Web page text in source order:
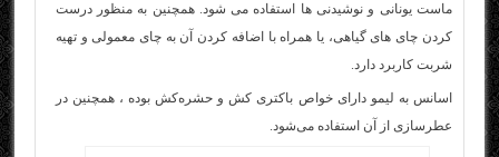
ماست یونانی و نوشیدنی ها استفاده می شود. همچنین به منظور درست
کردن چای های گیاهی، یا همراه با اضافه کردن آن به چای معمولی و تهیه
شربت کاربرد دارد.
اسانس به لیمو دارای خواص باکتری ‌کش و حشره‌کش بوده ، همچنین در
عطرسازی از آن استفاده می‌شود.